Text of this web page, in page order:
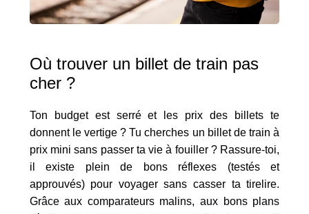
Où trouver un billet de train pas
cher ?
Ton budget est serré et les prix des billets te
donnent le vertige ? Tu cherches un billet de train à
prix mini sans passer ta vie à fouiller ? Rassure-toi,
il existe plein de bons réflexes (testés et
approuvés) pour voyager sans casser ta tirelire.
Grâce aux comparateurs malins, aux bons plans